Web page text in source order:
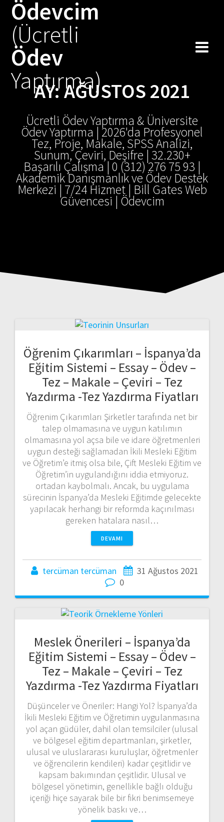
Ödevcim
(Ücretli
Ödev
Yaptırma)
AY:AĞUSTOS 2021
Ücretli Ödev Yaptırma & Üniversite
Ödev Yaptırma | 2026'da Profesyonel
Tez, Proje, Makale, SPSS Analizi,
Sunum, Çeviri, Deşifre | 32.230+
Başarılı Çalışma | 0 (312) 276 75 93 |
Akademik Danışmanlık ve Ödev Destek
Merkezi | 7/24 Hizmet | Bill Gates Web
Güvencesi | Ödevcim
Öğrenim Çıkarımları – İspanya’da
Eğitim Sistemi – Essay – Ödev –
Tez – Makale – Çeviri – Tez
Yazdırma -Tez Yazdırma Fiyatları
Öğrenim Çıkarımları Şirketler tarafında net bir
talep olmamasına ve uygun katılımın
olmamasına yol açsa bile ve idare öğretmenleri
uygun desteği sağlamadan İkili Mesleki Eğitim
ve Öğretim’e itmiş olsa bile, Çift Mesleki Eğitim ve
Öğretim’in uygulandığını iddia etmiyoruz.
ortadan kaybolmalı. Ancak, bu uygulama
sürecinin İspanya’da Mesleki Eğitimde gelecekte
yapılacak herhangi bir reformda kaçınılması
gereken hatalara nasıl…
DEVAMI
tercüman tercüman
31 Ağustos 2021
0
Meslek Önerileri – İspanya’da
Eğitim Sistemi – Essay – Ödev –
Tez – Makale – Çeviri – Tez
Yazdırma -Tez Yazdırma Fiyatları
Düşünceler ve Öneriler: Hangi Yol? İspanya’da
İkili Mesleki Eğitim ve Öğretimin uygulanmasına
yol açan güdüler, dahil olan temsilciler (ulusal
ve bölgesel eğitim departmanları, şirketler,
ulusal ve uluslararası kuruluşlar, öğretmenler
ve öğrencilerin kendileri) kadar çeşitlidir ve
kapsam bakımından çeşitlidir. Ulusal ve
bölgesel yönetimin, genellikle bağlı olduğu
içeriği hiçe sayarak bile bir fikri benimsemeye
yönelik baskı ve…